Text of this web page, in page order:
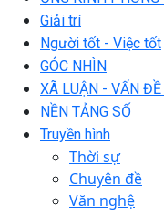
Giải trí
Người tốt - Việc tốt
GÓC NHÌN
XÃ LUẬN - VẤN ĐỀ
NỀN TẢNG SỐ
Truyền hình
Thời sự
Chuyên đề
Văn nghệ